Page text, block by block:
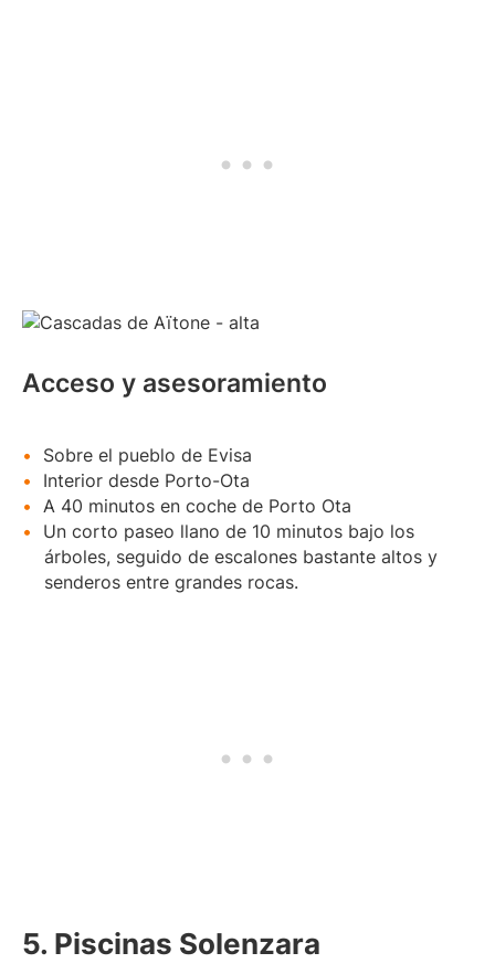
Acceso y asesoramiento
Sobre el pueblo de Evisa
Interior desde Porto-Ota
A 40 minutos en coche de Porto Ota
Un corto paseo llano de 10 minutos bajo los
árboles, seguido de escalones bastante altos y
senderos entre grandes rocas.
5. Piscinas Solenzara